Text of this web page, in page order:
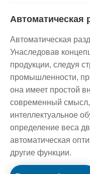
Автоматическая
Автоматическая
Унаследовав
продукции, следуя
промышленности,
она имеет простой
современный
интеллектуальное
определение веса
автоматическая
другие функции.